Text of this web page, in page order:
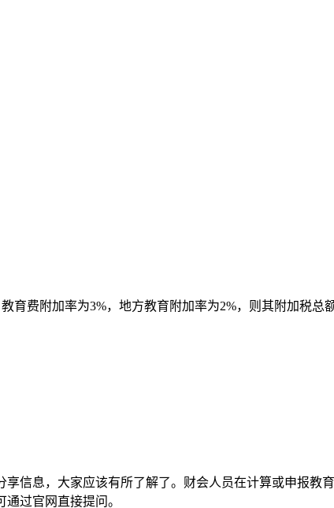
费附加率为3%，地方教育附加率为2%，则其附加税总
信息，大家应该有所了解了。财会人员在计算或申报教
过官网直接提问。